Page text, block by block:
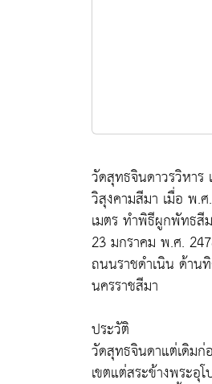
วัดสุทธจินดาวรวิหา
วิสุงคามสีมา เมื่อ พ.
เมตร ทำพิธีผูกพัทธสี
23 มกราคม พ.ศ.
ถนนราชดำเนิน ด้าน
นครราชสีมา
ประวัติ
วัดสุทธจินดาแต่เดิม
เขตแต่สระข้างพระอุ